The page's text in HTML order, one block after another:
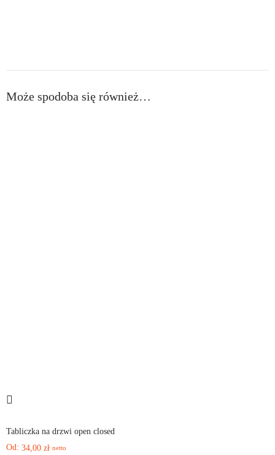
Może spodoba się również…
Tabliczka na drzwi open closed
Od: 34,00 zł netto